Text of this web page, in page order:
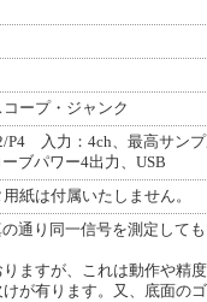
コープ・ジャンク
P4 入力：4ch、最高サン
ブパワー4出力、USB
紙は付属いたしません。
通り同一信号を測定して
ますが、これは動作や精
が有ります。又、底面の